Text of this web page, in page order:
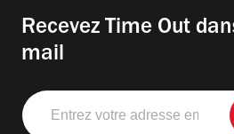
Recevez Time Out
mail
Entrez
votre